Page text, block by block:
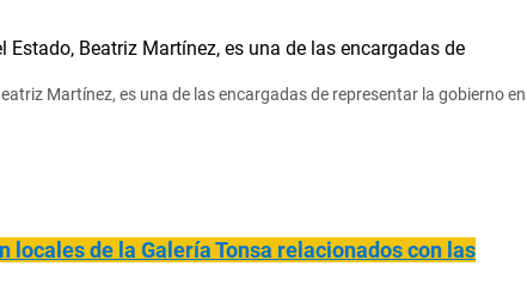
Martínez, es una de las encargadas de representar la gobierno en
locales de la Galería Tonsa relacionados con las